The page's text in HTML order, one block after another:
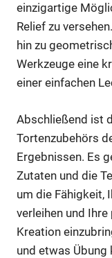
einzigartige
Relief zu
hin zu
Werkzeuge eine
einer einfachen
Abschließend ist
Tortenzubehörs
Ergebnissen. Es
Zutaten und die
um die Fähigkeit,
verleihen und
Kreation
und etwas Übung